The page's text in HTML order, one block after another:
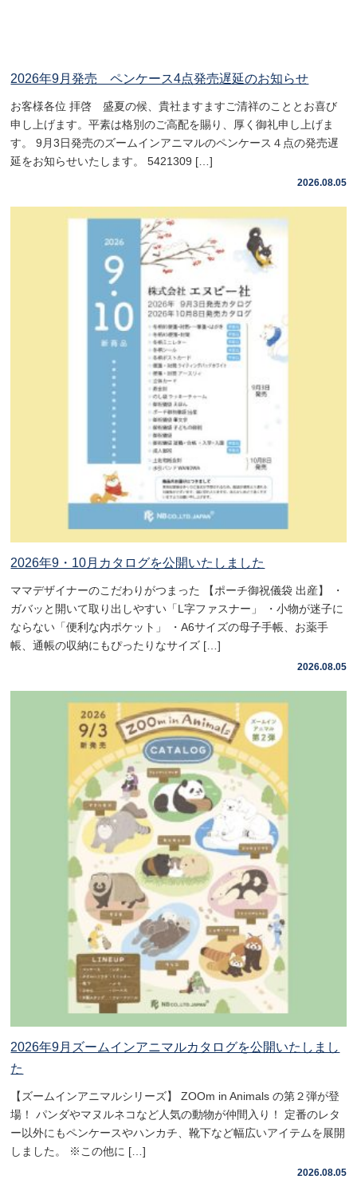
2026年9月発売 ペンケース4点発売遅延のお知らせ
お客様各位 拝啓 盛夏の候、貴社ますますご清祥のこととお喜び
申し上げます。平素は格別のご高配を賜り、厚く御礼申し上げま
す。 9月3日発売のズームインアニマルのペンケース４点の発売遅
延をお知らせいたします。 5421309 […]
2026.08.05
2026年9・10月カタログを公開いたしました
ママデザイナーのこだわりがつまった 【ポーチ御祝儀袋 出産】 ・
ガバッと開いて取り出しやすい「L字ファスナー」 ・小物が迷子に
ならない「便利な内ポケット」 ・A6サイズの母子手帳、お薬手
帳、通帳の収納にもぴったりなサイズ […]
2026.08.05
2026年9月ズームインアニマルカタログを公開いたしまし
た
【ズームインアニマルシリーズ】 ZOOm in Animals の第２弾が登
場！ パンダやマヌルネコなど人気の動物が仲間入り！ 定番のレタ
ー以外にもペンケースやハンカチ、靴下など幅広いアイテムを展開
しました。 ※この他に […]
2026.08.05